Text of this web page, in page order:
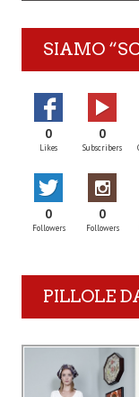
SIAMO
0
Likes
0
Subscribers
0
Followers
0
Followers
PILLOLE